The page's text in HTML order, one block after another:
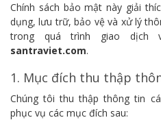
Chính sách bảo mật này giải
dụng, lưu trữ, bảo vệ và xử lý
trong quá trình giao dịch
santraviet.com.
1. Mục đích thu thập
Chúng tôi thu thập thông tin
phục vụ các mục đích sau: